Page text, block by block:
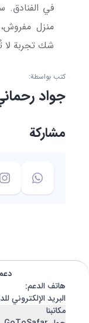
في الفنادق.
منزل
شك تجربة لا
كتب بواسطة:
جواد
مشاركة
هاتف الدعم:
البريد الإلكتروني
مكاتبنا